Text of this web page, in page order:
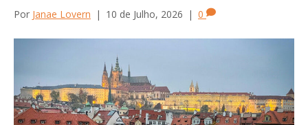
Por Janae Lovern | 10 de Julho, 2026 | 0